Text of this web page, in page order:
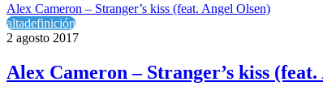
Alex Cameron – Stranger’s kiss (feat. Angel Olsen)
altadefinición
2 agosto 2017
Alex Cameron – Stranger’s kiss